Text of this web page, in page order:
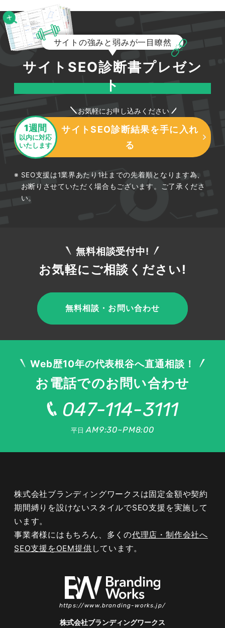
サイトの強みと弱みが一目瞭然
サイトSEO診断書プレゼン
ト
お気軽にお申し込みください
1週間
以内に対応
いたします
サイトSEO診断結果を手に入れ
る
SEO支援は1業界あたり1社までの先着順となります為、
お断りさせていただく場合もございます。ご了承くださ
い。
無料相談受付中!
お気軽にご相談ください!
無料相談・お問い合わせ
Web歴10年の代表根谷へ直通相談！
お電話でのお問い合わせ
047-114-3111
平日AM9:30~PM8:00
株式会社ブランディングワークスは固定金額や契約
期間縛りを設けないスタイルでSEO支援を実施して
います。
事業者様にはもちろん、多くの代理店・制作会社へ
SEO支援をOEM提供 しています。
https://www.branding-works.jp/
株式会社ブランディングワークス
047-114-3111 平日AM9:30~PM8:00
無料相談・
サイトSEO診断